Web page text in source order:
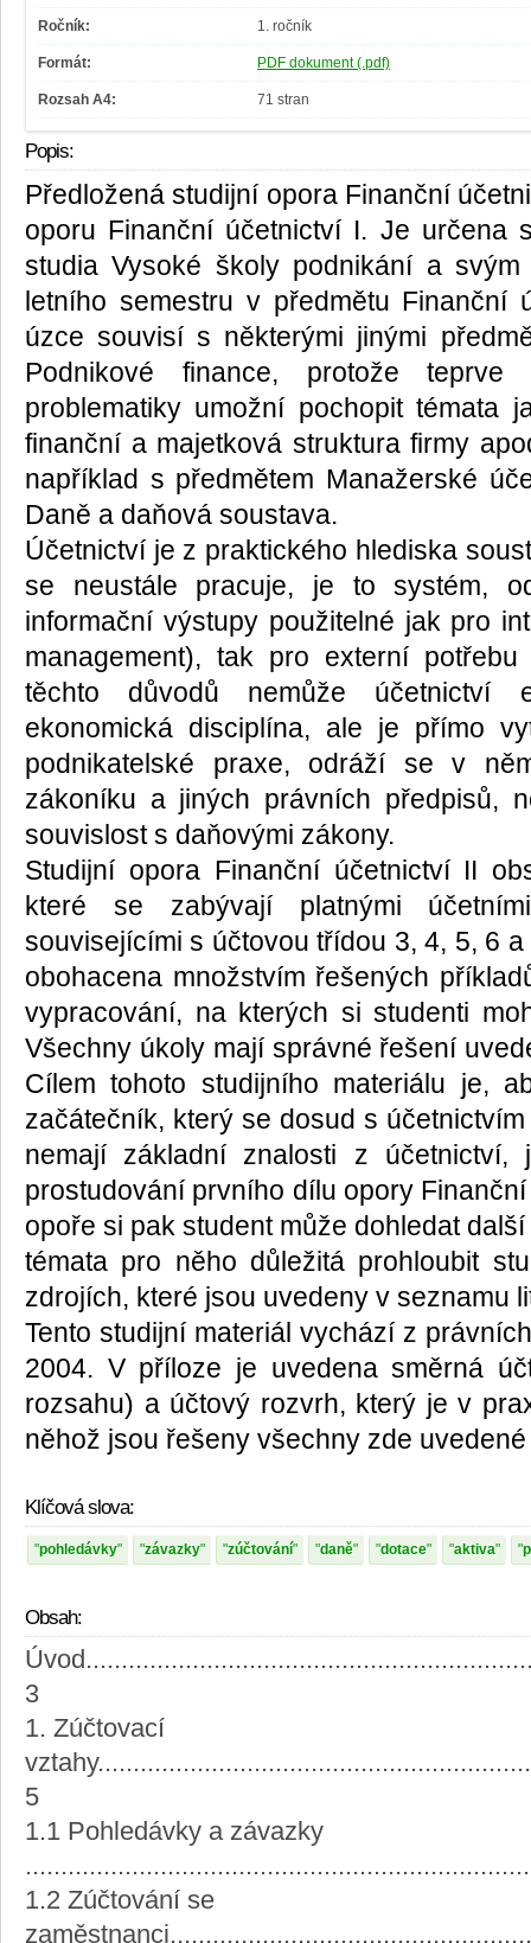
Ročník: 1. ročník
Formát: PDF dokument (.pdf)
Rozsah A4: 71 stran
Popis:
Předložená studijní opora Finanční
oporu Finanční účetnictví I. Je určena
studia Vysoké školy podnikání a
letního semestru v předmětu Finanční
úzce souvisí s některými jinými
Podnikové finance, protože
problematiky umožní pochopit témata
finanční a majetková struktura firmy
například s předmětem Manažerské
Daně a daňová soustava.
Účetnictví je z praktického hlediska
se neustále pracuje, je to systém,
informační výstupy použitelné jak pro
management), tak pro externí
těchto důvodů nemůže účetnictví
ekonomická disciplína, ale je přímo
podnikatelské praxe, odráží se v
zákoníku a jiných právních předpisů,
souvislost s daňovými zákony.
Studijní opora Finanční účetnictví II
které se zabývají platnými
souvisejícími s účtovou třídou 3, 4, 5, 6
obohacena množstvím řešených
vypracování, na kterých si studenti
Všechny úkoly mají správné řešení
Cílem tohoto studijního materiálu je,
začátečník, který se dosud s
nemají základní znalosti z
prostudování prvního dílu opory
opoře si pak student může dohledat
témata pro něho důležitá prohloubit
zdrojích, které jsou uvedeny v seznamu
Tento studijní materiál vychází z
2004. V příloze je uvedena směrná
rozsahu) a účtový rozvrh, který je v
něhož jsou řešeny všechny zde
Klíčová slova:
pohledávky závazky zúčtování daně dotace aktiva
Obsah:
3
1. Zúčtovací
5
1.1 Pohledávky a závazky
1.2 Zúčtování se